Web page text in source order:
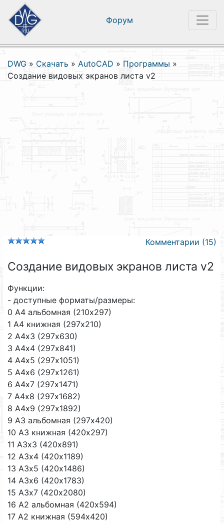
Форум
DWG » Скачать » AutoCAD » Программы »
Создание видовых экранов листа v2
Комментарии (15)
Создание видовых экранов листа v2
Функции:
- доступные форматы/размеры:
0 А4 альбомная (210х297)
1 А4 книжная (297х210)
2 А4х3 (297х630)
3 А4х4 (297х841)
4 А4х5 (297х1051)
5 А4х6 (297х1261)
6 А4х7 (297х1471)
7 А4х8 (297х1682)
8 А4х9 (297х1892)
9 А3 альбомная (297х420)
10 А3 книжная (420х297)
11 А3х3 (420х891)
12 А3х4 (420х1189)
13 А3х5 (420х1486)
14 А3х6 (420х1783)
15 А3х7 (420х2080)
16 А2 альбомная (420х594)
17 А2 книжная (594х420)